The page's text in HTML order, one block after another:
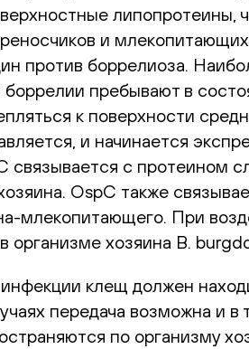
липопротеины,
и
против боррелиоза.
пребывают в
к поверхности
и начинается
с протеином
OspC также
млекопитающего. При
организме хозяина B.
клещ должен
передача возможна и
по организму